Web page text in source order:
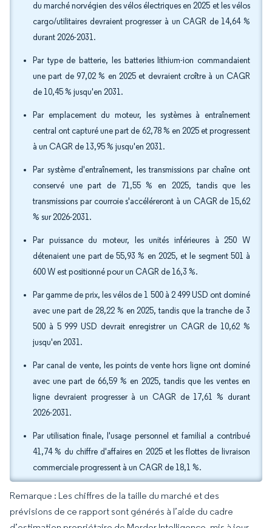
du marché norvégien des vélos électriques en 2025 et les vélos
cargo/utilitaires devraient progresser à un CAGR de 14,64 %
durant 2026-2031.
Par type de batterie, les batteries lithium-ion commandaient
une part de 97,02 % en 2025 et devraient croître à un CAGR
de 10,45 % jusqu'en 2031.
Par emplacement du moteur, les systèmes à entraînement
central ont capturé une part de 62,78 % en 2025 et progressent
à un CAGR de 13,95 % jusqu'en 2031.
Par système d'entraînement, les transmissions par chaîne ont
conservé une part de 71,55 % en 2025, tandis que les
transmissions par courroie s'accéléreront à un CAGR de 15,62
% sur 2026-2031.
Par puissance du moteur, les unités inférieures à 250 W
détenaient une part de 55,93 % en 2025, et le segment 501 à
600 W est positionné pour un CAGR de 16,3 %.
Par gamme de prix, les vélos de 1 500 à 2 499 USD ont dominé
avec une part de 28,22 % en 2025, tandis que la tranche de 3
500 à 5 999 USD devrait enregistrer un CAGR de 10,62 %
jusqu'en 2031.
Par canal de vente, les points de vente hors ligne ont dominé
avec une part de 66,59 % en 2025, tandis que les ventes en
ligne devraient progresser à un CAGR de 17,61 % durant
2026-2031.
Par utilisation finale, l'usage personnel et familial a contribué
41,74 % du chiffre d'affaires en 2025 et les flottes de livraison
commerciale progressent à un CAGR de 18,1 %.
Remarque : Les chiffres de la taille du marché et des
prévisions de ce rapport sont générés à l’aide du cadre